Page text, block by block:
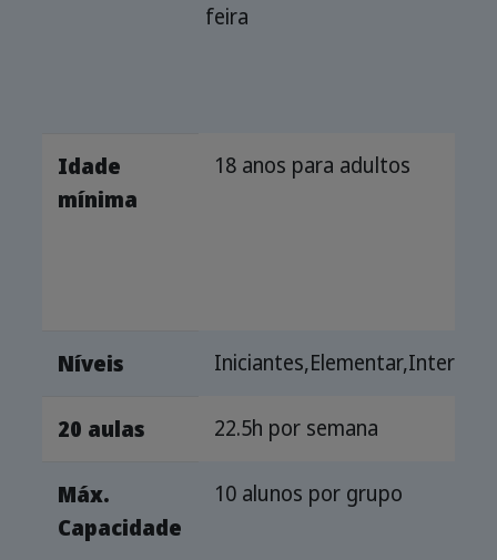
feira
Idade
mínima
18 anos para adultos
Níveis
20 aulas 22.5h por semana
Máx.
Capacidade
10 alunos por grupo